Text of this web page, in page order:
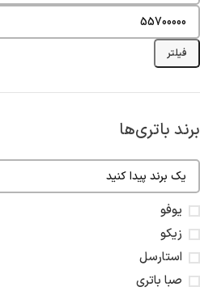
فیلتر
برند باتری‌ها
یوفو
زیکو
استارسل
صبا باتری